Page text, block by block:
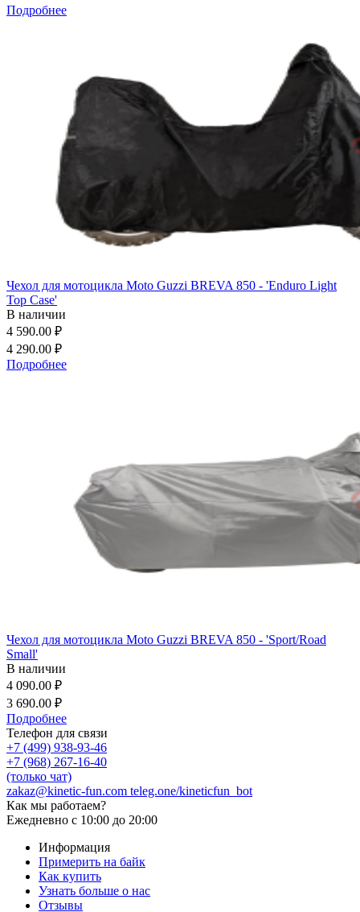
Подробнее
Чехол для мотоцикла Moto Guzzi BREVA 850 - 'Enduro Light
Top Case'
В наличии
4 590.00 ₽
4 290.00 ₽
Подробнее
Чехол для мотоцикла Moto Guzzi BREVA 850 - 'Sport/Road
Small'
В наличии
4 090.00 ₽
3 690.00 ₽
Подробнее
Телефон для связи
+7 (499) 938-93-46
+7 (968) 267-16-40
(только чат)
zakaz@kinetic-fun.com teleg.one/kineticfun_bot
Как мы работаем?
Ежедневно с 10:00 до 20:00
Информация
Примерить на байк
Как купить
Узнать больше о нас
Отзывы